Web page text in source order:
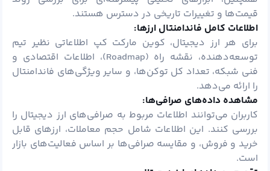
قیمت‌ها و تغییرات تاریخی در دسترس هستند.
اطلاعات کامل فاندامنتال ارزها:
برای هر ارز دیجیتال، کوین مارکت کپ اطلاعاتی نظیر تیم
توسعه‌دهنده، نقشه راه (Roadmap)، اطلاعات اقتصادی و
فنی شبکه، تعداد کل توکن‌ها، و سایر ویژگی‌های فاندامنتال
را ارائه می‌دهد.
مشاهده داده‌های صرافی‌ها:
کاربران می‌توانند اطلاعات مربوط به صرافی‌های ارز دیجیتال را
بررسی کنند. این اطلاعات شامل حجم معاملات، ارزهای قابل
خرید و فروش، و مقایسه صرافی‌ها بر اساس فعالیت‌های بازار
است.